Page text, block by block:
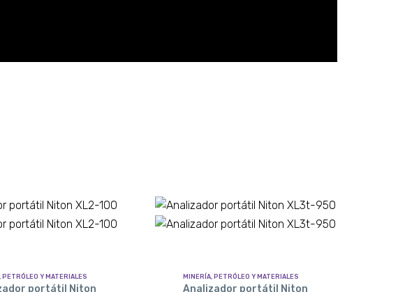
PETRÓLEO Y MATERIALES
portátil Niton
MINERÍA, PETRÓLEO Y MATERIALES
Analizador portátil Niton